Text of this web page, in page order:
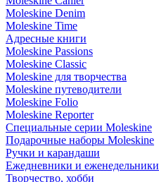
Moleskine Denim
Moleskine Time
Адресные книги
Moleskine Passions
Moleskine Classic
Moleskine для творчества
Moleskine путеводители
Moleskine Folio
Moleskine Reporter
Специальные серии Moleskine
Подарочные наборы Moleskine
Ручки и карандаши
Ежедневники и еженедельники
Творчество, хобби